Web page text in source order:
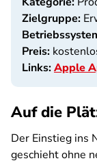
Zielgruppe:
Preis:
Links:Apple
Auf die
Der Einstieg ins
geschieht ohne